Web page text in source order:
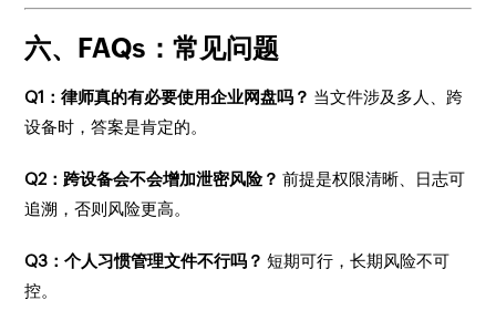
六、FAQs：常见问题
Q1：律师真的有必要使用企业网盘吗？ 当文件涉及多人、跨
设备时，答案是肯定的。
Q2：跨设备会不会增加泄密风险？ 前提是权限清晰、日志可
追溯，否则风险更高。
Q3：个人习惯管理文件不行吗？ 短期可行，长期风险不可
控。